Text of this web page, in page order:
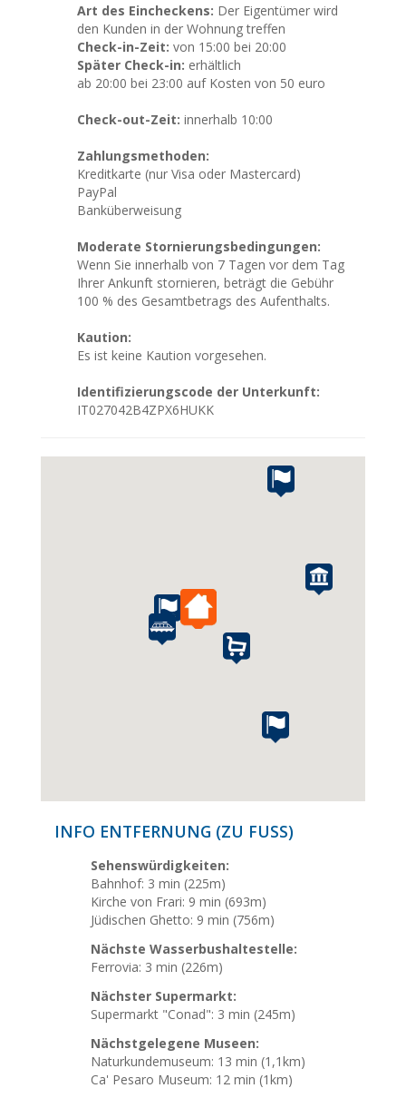
Art des Eincheckens: Der Eigentümer wird
den Kunden in der Wohnung treffen
Check-in-Zeit: von 15:00 bei 20:00
Später Check-in: erhältlich
ab 20:00 bei 23:00 auf Kosten von 50 euro
Check-out-Zeit: innerhalb 10:00
Zahlungsmethoden:
Kreditkarte (nur Visa oder Mastercard)
PayPal
Banküberweisung
Moderate Stornierungsbedingungen:
Wenn Sie innerhalb von 7 Tagen vor dem Tag
Ihrer Ankunft stornieren, beträgt die Gebühr
100 % des Gesamtbetrags des Aufenthalts.
Kaution:
Es ist keine Kaution vorgesehen.
Identifizierungscode der Unterkunft:
IT027042B4ZPX6HUKK
INFO ENTFERNUNG (ZU FUSS)
Sehenswürdigkeiten:
Bahnhof: 3 min (225m)
Kirche von Frari: 9 min (693m)
Jüdischen Ghetto: 9 min (756m)
Nächste Wasserbushaltestelle:
Ferrovia: 3 min (226m)
Nächster Supermarkt:
Supermarkt "Conad": 3 min (245m)
Nächstgelegene Museen:
Naturkundemuseum: 13 min (1,1km)
Ca' Pesaro Museum: 12 min (1km)